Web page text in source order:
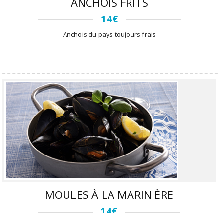
14€
Anchois du pays toujours frais
MOULES À LA MARINIÈRE